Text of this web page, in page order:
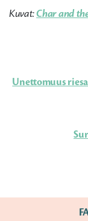
Kuvat:Char and
Unettomuus